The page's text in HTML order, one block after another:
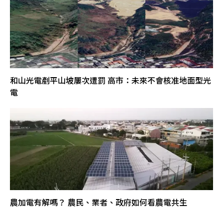
和山光電剷平山坡屢次遭罰 高市：未來不會核准地面型光
電
農加電有解嗎？ 農民、業者、政府如何看農電共生